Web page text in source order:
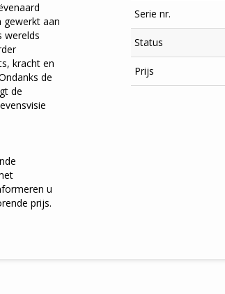
gewerkt aan
werelds
kracht en
de
de
u
prijs.
Serie nr.
Status
Prijs